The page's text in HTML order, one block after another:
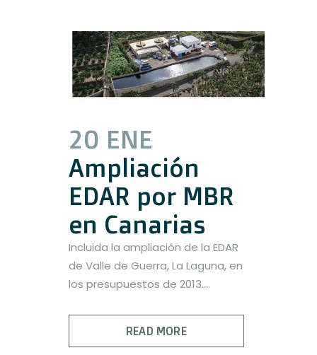
20 ENE
Ampliación
EDAR por MBR
en Canarias
Incluida la ampliación de la EDAR
de Valle de Guerra, La Laguna, en
los presupuestos de 2013....
READ MORE